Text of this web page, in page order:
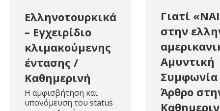
Ελληνοτουρκικά
– Εγχειρίδιο
κλιμακούμενης
έντασης /
Καθημερινή
Η αμφισβήτηση και
υπονόμευση του status
Γιατί
στην
Αμυντική
Άρθρο